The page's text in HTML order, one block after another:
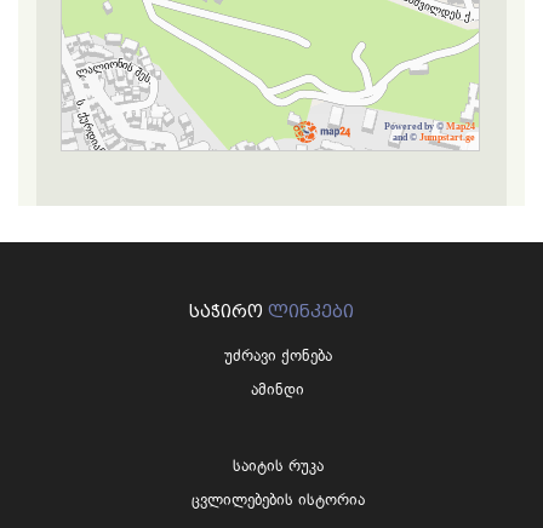
Powered by ©Map24
and © Jumpstart.ge
ᲡᲐᲭᲘᲠᲝ ᲚᲘᲜᲙᲔᲑᲘ
უძრავი ქონება
ამინდი
საიტის რუკა
ცვლილებების ისტორია